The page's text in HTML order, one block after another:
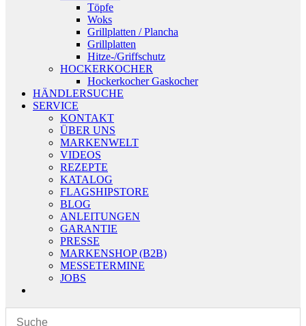
Töpfe
Woks
Grillplatten / Plancha
Grillplatten
Hitze-/Griffschutz
HOCKERKOCHER
Hockerkocher Gaskocher
HÄNDLERSUCHE
SERVICE
KONTAKT
ÜBER UNS
MARKENWELT
VIDEOS
REZEPTE
KATALOG
FLAGSHIPSTORE
BLOG
ANLEITUNGEN
GARANTIE
PRESSE
MARKENSHOP (B2B)
MESSETERMINE
JOBS